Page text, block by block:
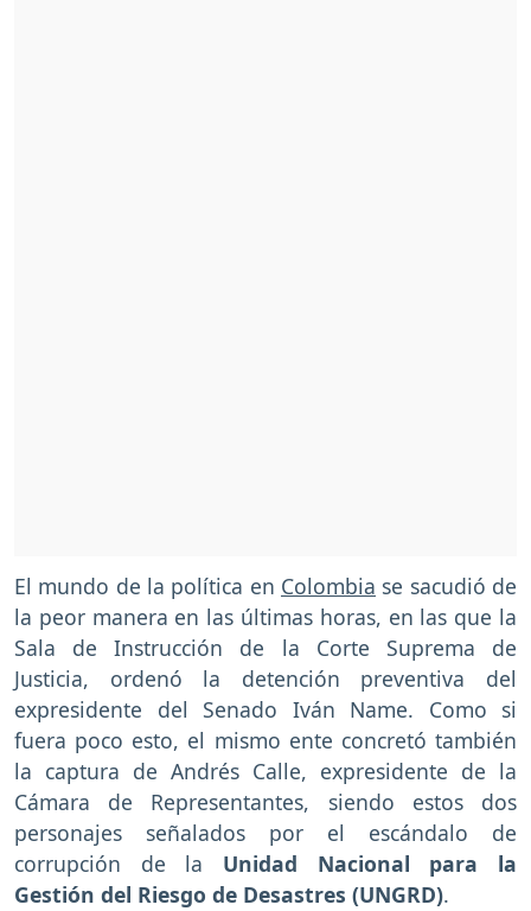
El mundo de la política en Colombia se sacudió de
la peor manera en las últimas horas, en las que la
Sala de Instrucción de la Corte Suprema de
Justicia, ordenó la detención preventiva del
expresidente del Senado Iván Name. Como si
fuera poco esto, el mismo ente concretó también
la captura de Andrés Calle, expresidente de la
Cámara de Representantes, siendo estos dos
personajes señalados por el escándalo de
corrupción de la Unidad Nacional para la
Gestión del Riesgo de Desastres (UNGRD).